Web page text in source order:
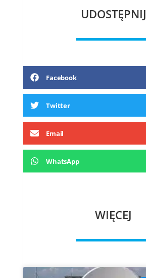
UDOSTĘPNIJ
Facebook
Twitter
Email
WhatsApp
WIĘCEJ